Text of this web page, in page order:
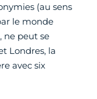
(au sens
le monde
ne peut se
Londres, la
avec six